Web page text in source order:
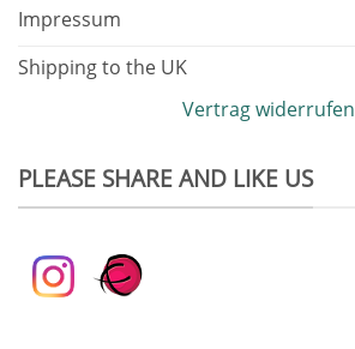
Impressum
Shipping to the UK
Vertrag widerrufen
PLEASE SHARE AND LIKE US